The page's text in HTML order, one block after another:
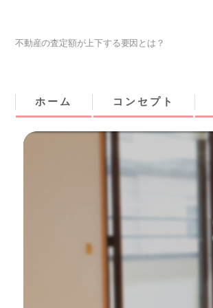
不動産の査定額が上下する要因とは？
ホーム コンセプト